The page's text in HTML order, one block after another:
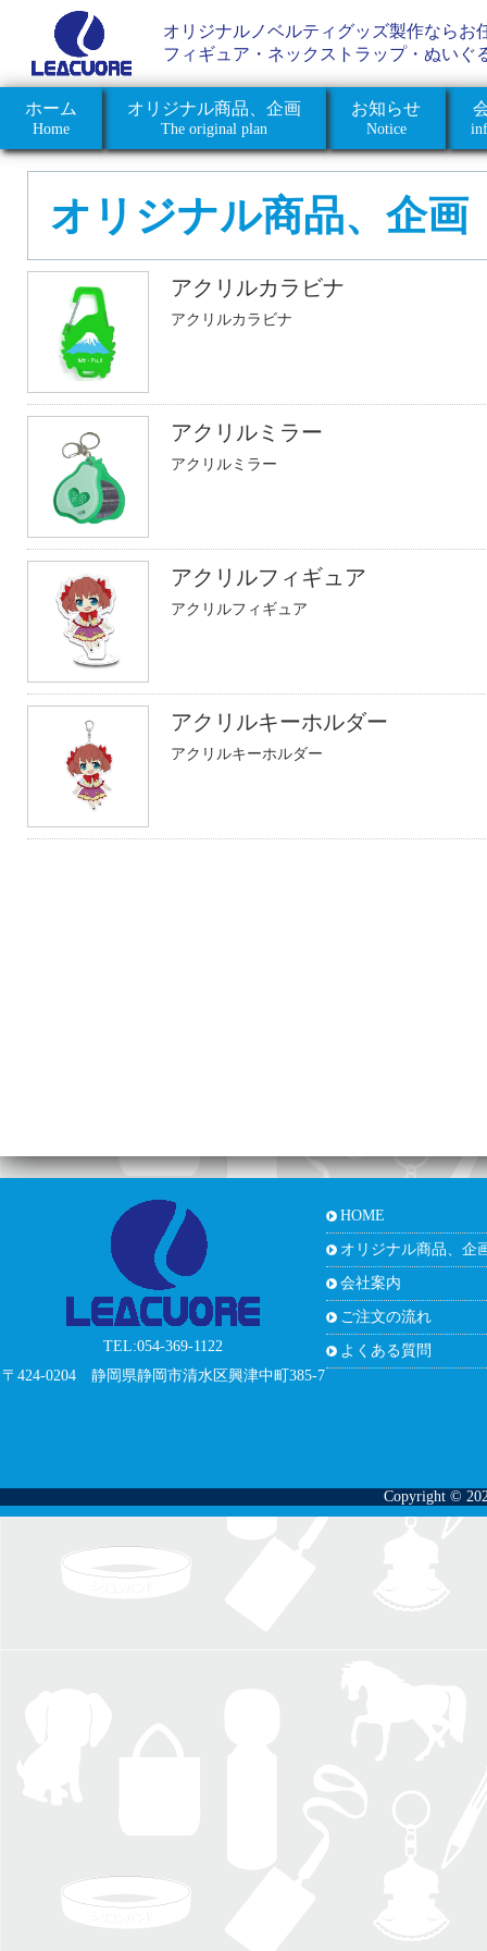
オリジナルノベルティグッズ製作ならお
フィギュア・ネックストラップ・ぬいぐ
ホーム
Home
オリジナル商品、企画
The original plan
お知らせ
Notice
オリジナル商品、企画
アクリルカラビナ
アクリルカラビナ
アクリルミラー
アクリルミラー
アクリルフィギュア
アクリルフィギュア
アクリルキーホルダー
アクリルキーホルダー
TEL:054-369-1122
〒424-0204 静岡県静岡市清水区興津中町385-7
HOME
オリジナル商品、企
会社案内
ご注文の流れ
よくある質問
Copyright ©